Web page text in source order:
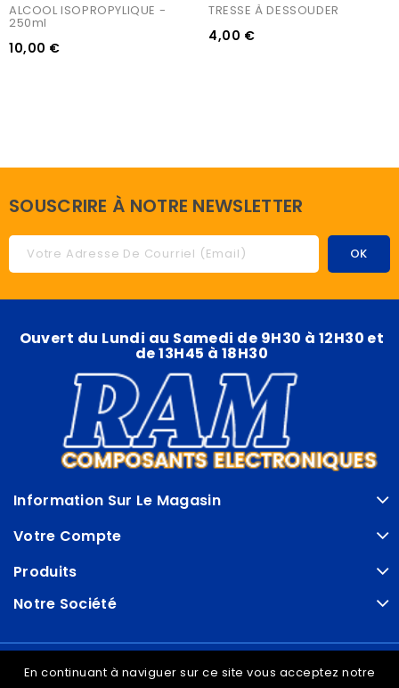
ALCOOL ISOPROPYLIQUE -
250ml
10,00 €
TRESSE À DESSOUDER
4,00 €
SOUSCRIRE À NOTRE NEWSLETTER
Ouvert du Lundi au Samedi de 9H30 à 12H30 et
de 13H45 à 18H30
Information Sur Le Magasin
Votre Compte
Produits
Notre Société
© VDRAM - 2026
En continuant à naviguer sur ce site vous acceptez notre